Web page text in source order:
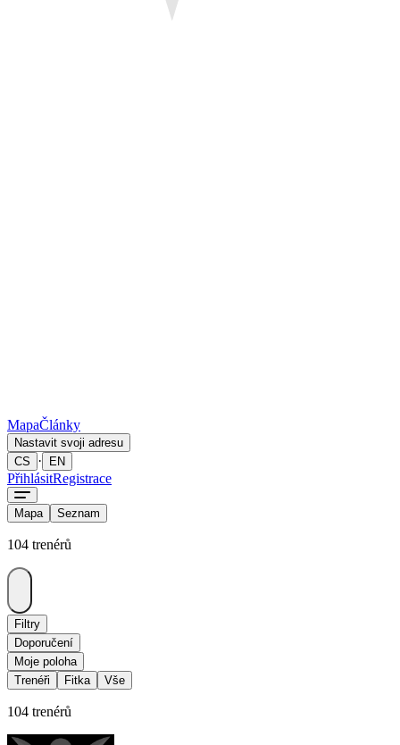
MapaČlánky
Nastavit svoji adresu
CS
· EN
PřihlásitRegistrace
Mapa Seznam
104 trenérů
Filtry
Doporučení
Moje poloha
Trenéři
Fitka Vše
104 trenérů